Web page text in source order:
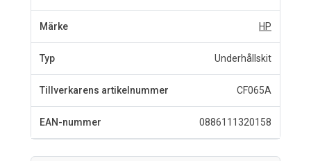
Märke HP
Typ Underhållskit
Tillverkarens artikelnummer CF065A
EAN-nummer 0886111320158